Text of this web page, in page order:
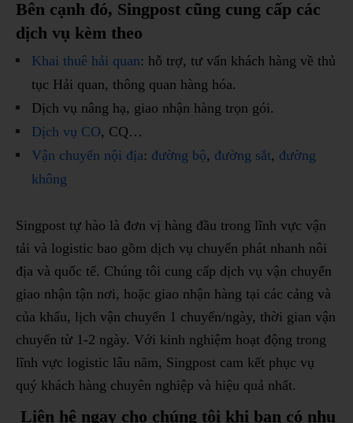
Bên cạnh đó, Singpost cũng cung cấp các
dịch vụ kèm theo
Khai thuê hải quan: hỗ trợ, tư vấn khách hàng về thủ
tục Hải quan, thông quan hàng hóa.
Dịch vụ nâng hạ, giao nhận hàng trọn gói.
Dịch vụ CO, CQ…
Vận chuyển nội địa: đường bộ, đường sắt, đường
không
Singpost tự hào là đơn vị hàng đầu trong lĩnh vực vận
tải và logistic bao gồm dịch vụ chuyển phát nhanh nôi
địa và quốc tế. Chúng tôi cung cấp dịch vụ vận chuyển
giao nhận tận nơi, hoặc giao nhận hàng tại các cảng và
của khẩu, lịch vận chuyển 1 chuyến/ngày, thời gian vận
chuyển từ 1-2 ngày. Với kinh nghiệm hoạt động trong
lĩnh vực logistic lâu năm, Singpost cam kết phục vụ
quý khách hàng chuyên nghiệp và hiệu quả nhất.
Liên hệ ngay cho chúng tôi khi bạn có nhu